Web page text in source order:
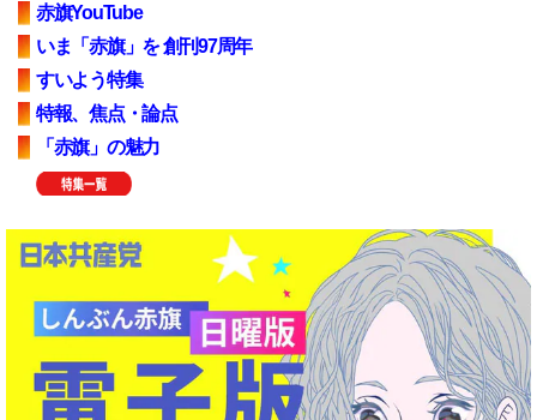
赤旗YouTube
いま「赤旗」を 創刊97周年
すいよう特集
特報、焦点・論点
「赤旗」の魅力